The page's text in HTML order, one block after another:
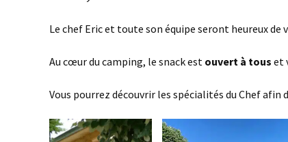
Le chef Eric et toute son équipe seront heureux de
Au cœur du camping, le snack est ouvert à tous et
Vous pourrez découvrir les spécialités du Chef